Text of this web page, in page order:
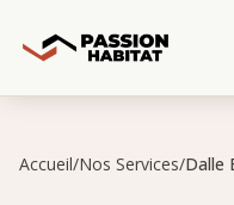
Accueil/Nos Services/Dalle